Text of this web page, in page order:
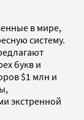
в мире,
систему.
букв и
$1 млн и
экстренной